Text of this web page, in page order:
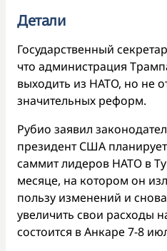
Детали
Государственный
что администрация
выходить из НАТО, но не
значительных реформ.
Рубио заявил
президент США
саммит лидеров НАТО в
месяце, на котором он
пользу изменений и
увеличить свои расходы
состоится в Анкаре 7-8